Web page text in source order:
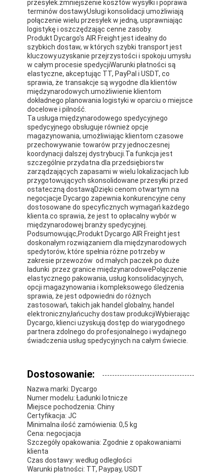
przesyłek.zmniejszenie kosztów wysyłki i poprawa
terminów dostawyUsługi konsolidacji umożliwiają
połączenie wielu przesyłek w jedną, usprawniając
logistykę i oszczędzając cenne zasoby.
Produkt Dycargo's AIR Freight jest idealny do
szybkich dostaw, w których szybki transport jest
kluczowy.uzyskanie przejrzystości i spokoju umysłu
w całym procesie spedycjiWarunki płatności są
elastyczne, akceptując TT, PayPal i USDT, co
sprawia, że transakcje są wygodne dla klientów
międzynarodowych.umożliwienie klientom
dokładnego planowania logistyki w oparciu o miejsce
docelowe i pilność.
Ta usługa międzynarodowego spedycyjnego
spedycyjnego obsługuje również opcje
magazynowania, umożliwiając klientom czasowe
przechowywanie towarów przy jednoczesnej
koordynacji dalszej dystrybucji.Ta funkcja jest
szczególnie przydatna dla przedsiębiorstw
zarządzających zapasami w wielu lokalizacjach lub
przygotowujących skonsolidowane przesyłki przed
ostateczną dostawąDzięki cenom otwartym na
negocjacje Dycargo zapewnia konkurencyjne ceny
dostosowane do specyficznych wymagań każdego
klienta.co sprawia, że jest to opłacalny wybór w
międzynarodowej branży spedycyjnej.
Podsumowując,Produkt Dycargo AIR Freight jest
doskonałym rozwiązaniem dla międzynarodowych
spedytorów, które spełnia różne potrzeby w
zakresie przewozów  od małych paczek po duże
ładunki  przez granice międzynarodowePołączenie
elastycznego pakowania, usług konsolidacyjnych,
opcji magazynowania i kompleksowego śledzenia
sprawia, że jest odpowiedni do różnych
zastosowań, takich jak handel globalny, handel
elektroniczny,łańcuchy dostaw produkcjiWybierając
Dycargo, klienci uzyskują dostęp do wiarygodnego
partnera zdolnego do profesjonalnego i wydajnego
świadczenia usług spedycyjnych na całym świecie.
Dostosowanie:
Nazwa marki: Dycargo
Numer modelu: Ładunki lotnicze
Miejsce pochodzenia: Chiny
Certyfikacja: JC
Minimalna ilość zamówienia: 0,5 kg
Cena: negocjacja
Szczegóły opakowania: Zgodnie z opakowaniami
klienta
Czas dostawy: według odległości
Warunki płatności: TT, Paypay, USDT